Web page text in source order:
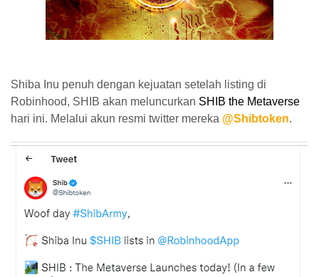
Shiba Inu penuh dengan kejuatan setelah listing di
Robinhood, SHIB akan meluncurkan SHIB the Metaverse
hari ini. Melalui akun resmi twitter mereka @Shibtoken.